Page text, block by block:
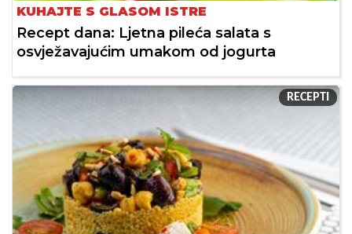
KUHAJTE S GLASOM ISTRE
Recept dana: Ljetna pileća salata s
osvježavajućim umakom od jogurta
RECEPTI